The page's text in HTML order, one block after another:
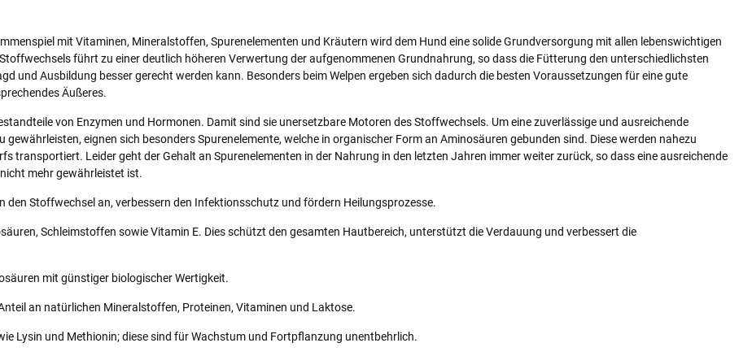
mit Vitaminen, Mineralstoffen, Spurenelementen und Kräutern wird dem Hund eine solide Grundversorgung mit allen lebenswichtigen
führt zu einer deutlich höheren Verwertung der aufgenommenen Grundnahrung, so dass die Fütterung den unterschiedlichsten
und Ausbildung besser gerecht werden kann. Besonders beim Welpen ergeben sich dadurch die besten Voraussetzungen für eine gute
Äußeres.
von Enzymen und Hormonen. Damit sind sie unersetzbare Motoren des Stoffwechsels. Um eine zuverlässige und ausreichende
eignen sich besonders Spurenelemente, welche in organischer Form an Aminosäuren gebunden sind. Diese werden nahezu
transportiert. Leider geht der Gehalt an Spurenelementen in der Nahrung in den letzten Jahren immer weiter zurück, so dass eine ausreichende
mehr gewährleistet ist.
den Stoffwechsel an, verbessern den Infektionsschutz und fördern Heilungsprozesse.
Schleimstoffen sowie Vitamin E. Dies schützt den gesamten Hautbereich, unterstützt die Verdauung und verbessert die
mit günstiger biologischer Wertigkeit.
an natürlichen Mineralstoffen, Proteinen, Vitaminen und Laktose.
Lysin und Methionin; diese sind für Wachstum und Fortpflanzung unentbehrlich.